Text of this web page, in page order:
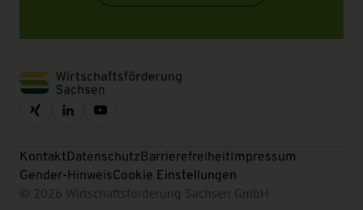
KontaktDatenschutzBarrierefreiheitImpressum
Gender-HinweisCookie Einstellungen
© 2026 Wirtschaftsförderung Sachsen GmbH